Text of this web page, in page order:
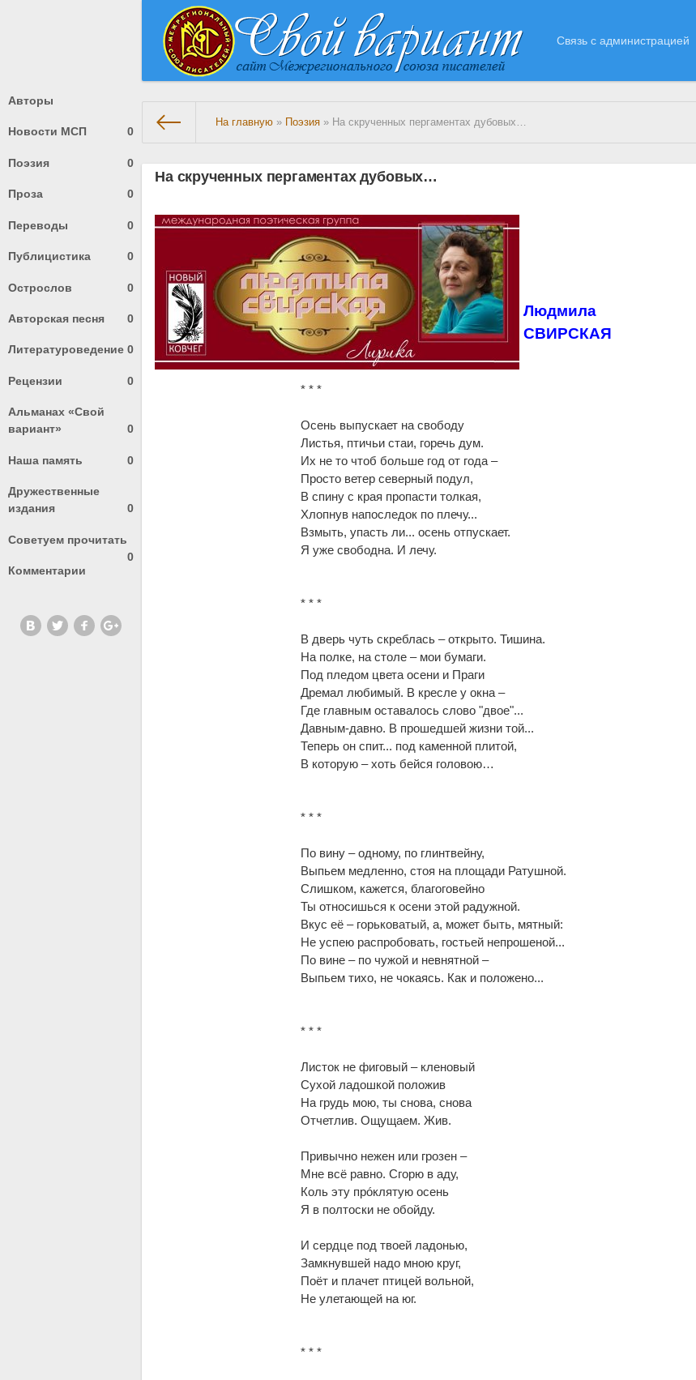
Связь с администрацией
Авторы
Новости МСП 0
Поэзия 0
Проза 0
Переводы 0
Публицистика 0
Острослов 0
Авторская песня 0
Литературоведение 0
Рецензии 0
Альманах «Свой
вариант»
0
Наша память 0
Дружественные
издания
0
Советуем прочитать
0
Комментарии
На главную » Поэзия » На скрученных пергаментах дубовых…
На скрученных пергаментах дубовых…
Людмила
СВИРСКАЯ
* * *
Осень выпускает на свободу
Листья, птичьи стаи, горечь дум.
Их не то чтоб больше год от года –
Просто ветер северный подул,
В спину с края пропасти толкая,
Хлопнув напоследок по плечу...
Взмыть, упасть ли... осень отпускает.
Я уже свободна. И лечу.
* * *
В дверь чуть скреблась – открыто. Тишина.
На полке, на столе – мои бумаги.
Под пледом цвета осени и Праги
Дремал любимый. В кресле у окна –
Где главным оставалось слово "двое"...
Давным-давно. В прошедшей жизни той...
Теперь он спит... под каменной плитой,
В которую – хоть бейся головою…
* * *
По вину – одному, по глинтвейну,
Выпьем медленно, стоя на площади Ратушной.
Слишком, кажется, благоговейно
Ты относишься к осени этой радужной.
Вкус её – горьковатый, а, может быть, мятный:
Не успею распробовать, гостьей непрошеной...
По вине – по чужой и невнятной –
Выпьем тихо, не чокаясь. Как и положено...
* * *
Листок не фиговый – кленовый
Сухой ладошкой положив
На грудь мою, ты снова, снова
Отчетлив. Ощущаем. Жив.
Привычно нежен или грозен –
Мне всё равно. Сгорю в аду,
Коль эту прóклятую осень
Я в полтоски не обойду.
И сердце под твоей ладонью,
Замкнувшей надо мною круг,
Поёт и плачет птицей вольной,
Не улетающей на юг.
* * *